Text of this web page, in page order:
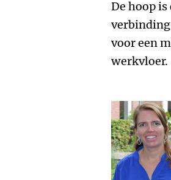
De hoop is
voor een
werkvloer.